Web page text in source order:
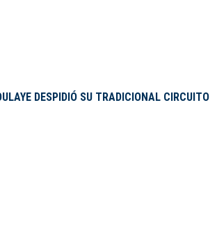
DESPIDIÓ SU TRADICIONAL CIRCUITO